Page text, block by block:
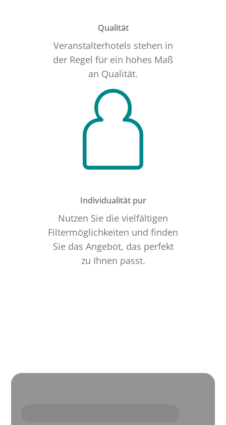
Qualität
Veranstalterhotels stehen in
der Regel für ein hohes Maß
an Qualität.
Individualität pur
Nutzen Sie die vielfältigen
Filtermöglichkeiten und finden
Sie das Angebot, das perfekt
zu Ihnen passt.